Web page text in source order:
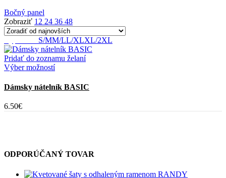
Bočný panel
Zobraziť 12 24 36 48
S/MM/LL/XLXL/2XL
Pridať do zoznamu želaní
Výber možnostíTento
má
Možnosti
na
stránke
Dámsky nátelník BASIC
6.50€
ODPORÚČANÝ TOVAR